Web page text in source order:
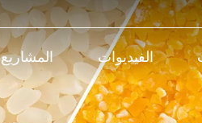
المشاريع الفيديوات